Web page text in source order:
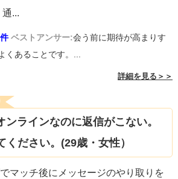
通...
ベストアンサー:会う前に期待が高まりす
くあることです。...
詳細を見る＞＞
ンラインなのに返信がこない。
ください。(29歳・女性）
マッチ後にメッセージのやり取りを